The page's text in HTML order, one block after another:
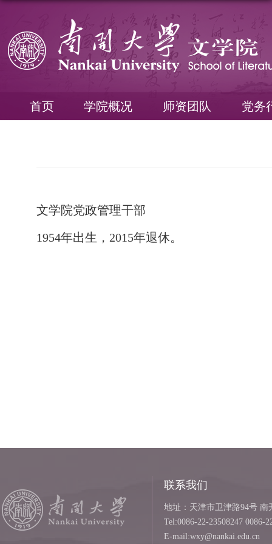
首页 学院概况 师资团队 党务
文学院党政管理干部
1954年出生，2015年退休。
联系我们
地址：天津市卫津路94号 南
Tel:0086-22-23508247 0086-
E-mail:wxy@nankai.edu.cn